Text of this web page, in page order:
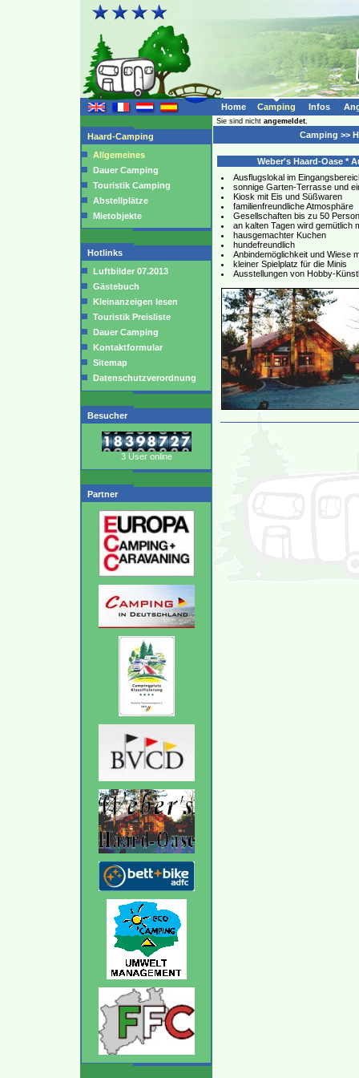
Home Camping Infos
Haard-Camping
Allgemeines
Dauer Camping
Touristik Camping
Abstellplätze
Mietobjekte
Hotlinks
Luftbilder 07.2013
Gästebuch
Kleinanzeigen lesen
Touristik Preisliste
Dauer Camping
Kontaktformular
Sitemap
Datenschutzverordnung
Besucher
3 User online
Partner
Sie sind nicht angemeldet.
Camping >>
Weber's Haard-Oase *
Ausflugslokal im
sonnige Garten-Terrasse und
Kiosk mit Eis und Süßwaren
familienfreundliche Atmosphäre
Gesellschaften bis zu 50
an kalten Tagen wird gemütlich
hausgemachter Kuchen
hundefreundlich
Anbindemöglichkeit und Wiese
kleiner Spielplatz für die Minis
Ausstellungen von Hobby-